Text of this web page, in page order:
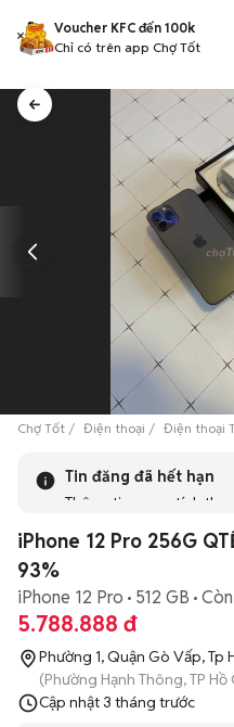
Voucher KFC đến 100k
Chỉ có trên app Chợ Tốt
Chợ Tốt Điện thoại Điện thoại
Tin đăng đã hết hạn
Thông tin mang tính
với người bán. Bạn hãy
tương tự khác dưới đây
iPhone 12 Pro 256G
93%
iPhone 12 Pro 512 GB
5.788.888 đ
Phường 1, Quận Gò Vấp, Tp
(Phường Hạnh Thông, TP Hồ
Cập nhật3 tháng trước